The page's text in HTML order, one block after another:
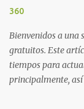
llamados
táctica, limitar el
360
Bienvenidos a una
gratuitos. Este
tiempos para
principalmente, así